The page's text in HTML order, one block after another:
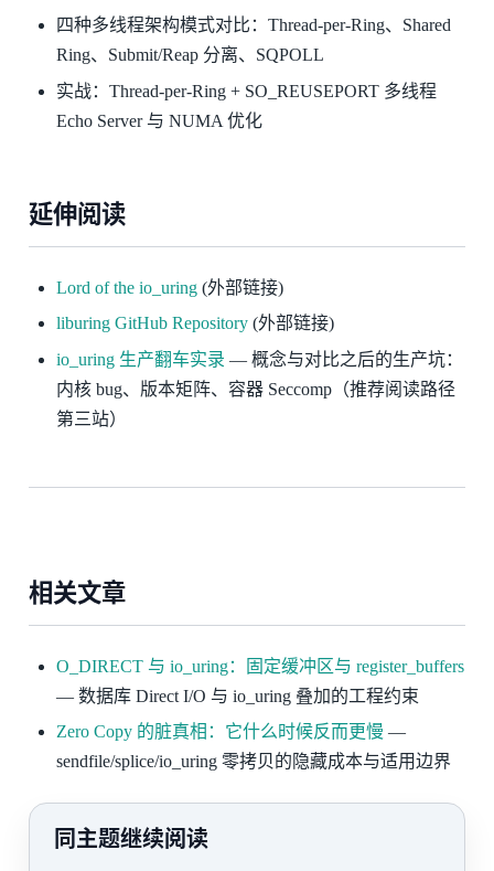
四种多线程架构模式对比：Thread-per-Ring、Shared
Ring、Submit/Reap 分离、SQPOLL
实战：Thread-per-Ring + SO_REUSEPORT 多线程
Echo Server 与 NUMA 优化
延伸阅读
Lord of the io_uring (外部链接)
liburing GitHub Repository (外部链接)
io_uring 生产翻车实录 — 概念与对比之后的生产坑：
内核 bug、版本矩阵、容器 Seccomp（推荐阅读路径
第三站）
相关文章
O_DIRECT 与 io_uring：固定缓冲区与 register_buffers
— 数据库 Direct I/O 与 io_uring 叠加的工程约束
Zero Copy 的脏真相：它什么时候反而更慢 —
sendfile/splice/io_uring 零拷贝的隐藏成本与适用边界
同主题继续阅读